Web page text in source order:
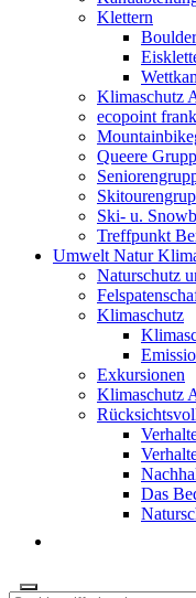
Klettern
Klimaschutz
ecopoint
Queere
Ski- u.
Treffpunkt
Umwelt Natur
Naturschutz
Klimaschutz
Exkursionen
Klimaschutz
Das